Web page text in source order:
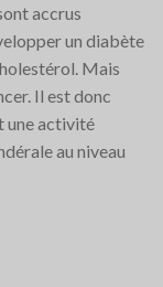
accrus
un diabète
Mais
Il est donc
une activité
au niveau